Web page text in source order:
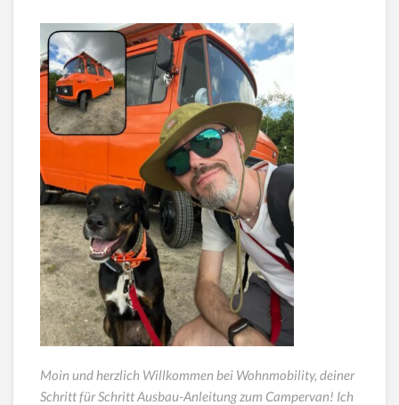
Moin und herzlich Willkommen bei Wohnmobility, deiner
Schritt für Schritt Ausbau-Anleitung zum Campervan! Ich